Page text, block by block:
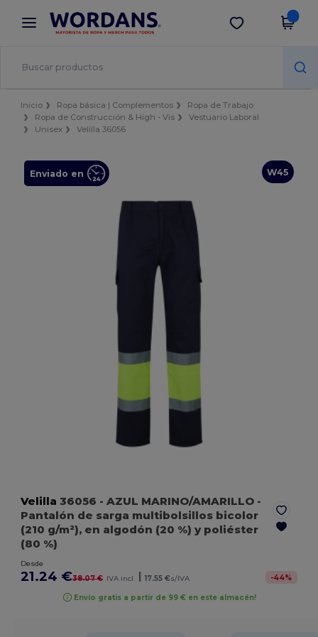
× App de Wordans
¡Mejores precios en app!
Descargar app
Inicio Ropa básica | Complementos
Ropa de Trabajo
Ropa de Construcción & High - Vis
Vestuario Laboral
Unisex
Velilla 36056
W45
Enviado en
Velilla 36056 - AZUL MARINO/AMARILLO -
Pantalón de sarga multibolsillos bicolor
(210 g/m²), en algodón (20 %) y poliéster
(80 %)
Desde
21.24 €38.07 € IVA incl. 17.55 €s/IVA -44%
Envío gratis a partir de 99 € en este almacén!